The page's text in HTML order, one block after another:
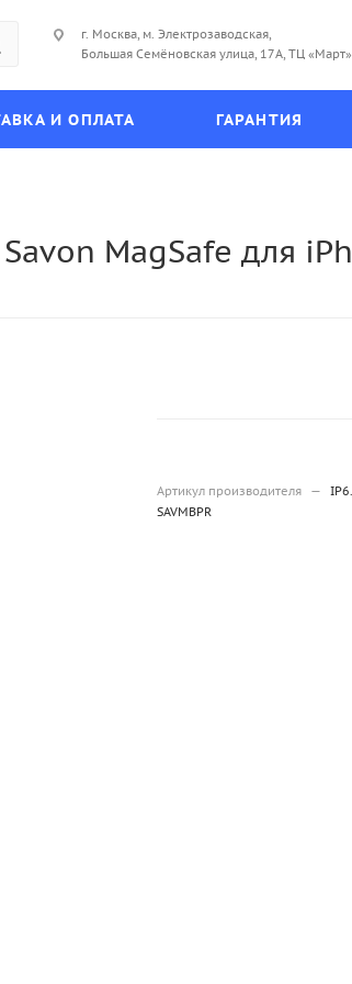
г. Москва, м. Электрозаводская,
Большая Семёновская улица, 17А, ТЦ
И ОПЛАТА ГАРАНТИЯ
MagSafe для
Артикул производителя —
SAVMBPR